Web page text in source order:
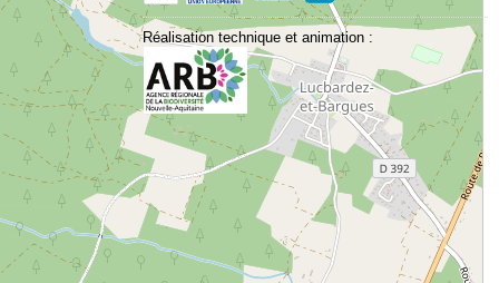
Réalisation technique et animation :